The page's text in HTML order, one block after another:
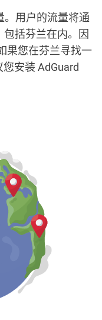
。用户的流量将通
包括芬兰在内。因
果您在芬兰寻找一
安装 AdGuard